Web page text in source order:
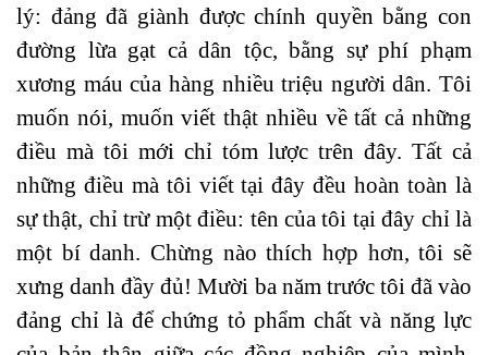
lý: đảng đã giành được chính quyền bằng con
đường lừa gạt cả dân tộc, bằng sự phí phạm
xương máu của hàng nhiều triệu người dân. Tôi
muốn nói, muốn viết thật nhiều về tất cả những
điều mà tôi mới chỉ tóm lược trên đây. Tất cả
những điều mà tôi viết tại đây đều hoàn toàn là
sự thật, chỉ trừ một điều: tên của tôi tại đây chỉ là
một bí danh. Chừng nào thích hợp hơn, tôi sẽ
xưng danh đầy đủ! Mười ba năm trước tôi đã vào
đảng chỉ là để chứng tỏ phẩm chất và năng lực